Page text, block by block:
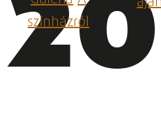
színházról